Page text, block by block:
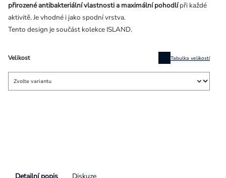
Velikost Tabulka velikostí
přirozené antibakteriální vlastnosti a maximální pohodlípři každé
aktivitě. Je vhodné i jako spodní vrstva.
Tento design je součást kolekce ISLAND.